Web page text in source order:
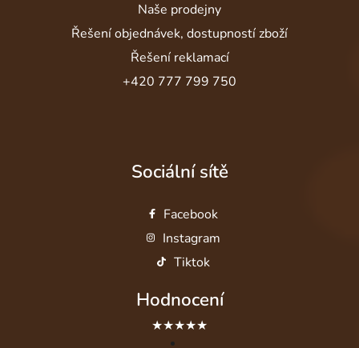
Naše prodejny
Řešení objednávek, dostupností zboží
Řešení reklamací
+420 777 799 750
Sociální sítě
Facebook
Instagram
Tiktok
Hodnocení
★★★★★